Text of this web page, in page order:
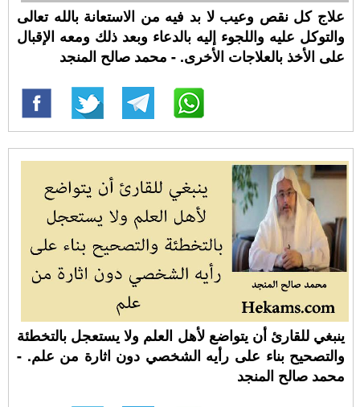
علاج كل نقص وعيب لا بد فيه من الاستعانة بالله تعالى
والتوكل عليه واللجوء إليه بالدعاء وبعد ذلك ومعه الإقبال
على الأخذ بالعلاجات الأخرى. - محمد صالح المنجد
ينبغي للقارئ أن يتواضع لأهل العلم ولا يستعجل بالتخطئة
والتصحيح بناء على رأيه الشخصي دون اثارة من علم. -
محمد صالح المنجد